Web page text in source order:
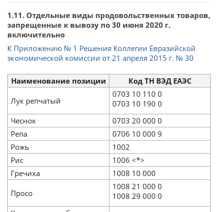
Перейти к:навигация,поиск
1.11. Отдельные виды продовольственных товаров,
запрещенные к вывозу по 30 июня 2020 г.
включительно
К Приложению № 1 Решения Коллегии Евразийской
экономической комиссии от 21 апреля 2015 г. № 30
Наименование позиции Код ТН ВЭД ЕАЭС
Лук репчатый
0703 10 110 0
0703 10 190 0
Чеснок
0703 20 000 0
Репа
0706 10 000 9
Рожь
1002
Рис
1006 <*>
Гречиха
1008 10 000
Просо
1008 21 000 0
1008 29 000 0